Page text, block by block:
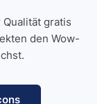
gratis
den Wow-